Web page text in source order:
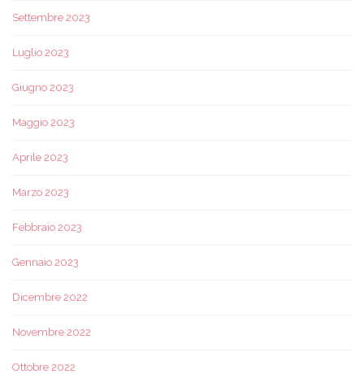
Settembre 2023
Luglio 2023
Giugno 2023
Maggio 2023
Aprile 2023
Marzo 2023
Febbraio 2023
Gennaio 2023
Dicembre 2022
Novembre 2022
Ottobre 2022